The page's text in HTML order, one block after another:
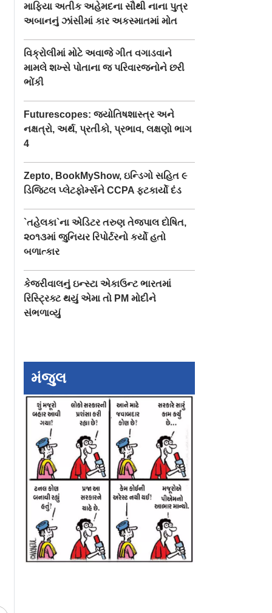
રાહત...
રાજીવ ગાંધી પુણ્યતિથિ:
પીએમ મોદી યાદ કરી
થયા ભાવુક, ખરગેએ
`મહાન પુત્ર` ગણાવ્યા
માફિયા અતીક અહેમદના સૌથી નાના પુત્ર
અબાનનું ઝાંસીમાં કાર અકસ્માતમાં મોત
વિક્રોલીમાં મોટે અવાજે ગીત વગાડવાને
મામલે શખ્સે પોતાના જ પરિવારજનોને છરી
ભોંકી
Futurescopes: જ્યોતિષશાસ્ત્ર અને
નક્ષત્રો, અર્થ, પ્રતીકો, પ્રભાવ, લક્ષણો ભાગ
4
Zepto, BookMyShow, ઇન્ડિગો સહિત ૯
ડિજિટલ પ્લેટફોર્મ્સને CCPA ફટકાર્યો દંડ
`તહેલકા`ના એડિટર તરુણ તેજપાલ દોષિત,
૨૦૧૩માં જુનિયર રિપોર્ટરનો કર્યો હતો
બળાત્કાર
કેજરીવાલનું ઇન્સ્ટા એકાઉન્ટ ભારતમાં
રિસ્ટ્રિક્ટ થયું એમા તો PM મોદીને
સંભળાવ્યું
મંજુલ